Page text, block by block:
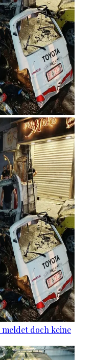
doch keine